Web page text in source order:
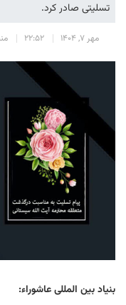
تسلیتی صادر کرد.
مهر 7, 1404 22:52
بنیاد بین المللی عاشوراء: